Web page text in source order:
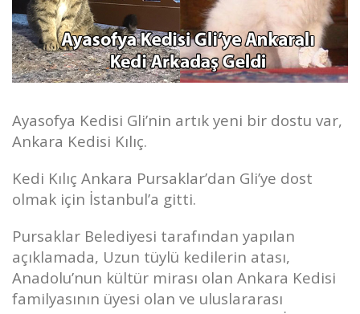
Ayasofya Kedisi Gli’nin artık yeni bir dostu var,
Ankara Kedisi Kılıç.
Kedi Kılıç Ankara Pursaklar’dan Gli’ye dost
olmak için İstanbul’a gitti.
Pursaklar Belediyesi tarafından yapılan
açıklamada, Uzun tüylü kedilerin atası,
Anadolu’nun kültür mirası olan Ankara Kedisi
familyasının üyesi olan ve uluslararası